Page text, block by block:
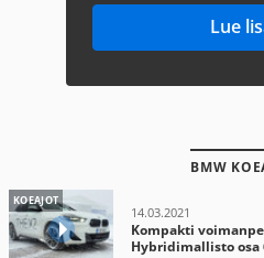
Lue
BMW
KOEAJOT
14.03.2021
Kompakti
Hybridimallisto osa